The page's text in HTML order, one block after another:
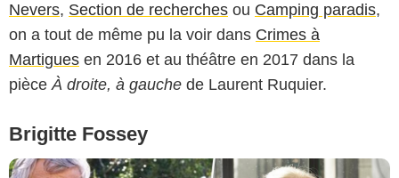
Nevers, Section de recherches ou Camping paradis,
on a tout de même pu la voir dans Crimes à
Martigues en 2016 et au théâtre en 2017 dans la
pièceÀ droite, à gauche de Laurent Ruquier.
Brigitte Fossey